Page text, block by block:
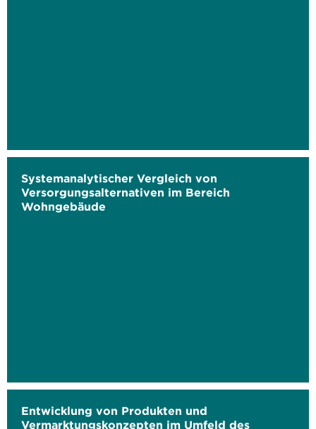
Systemanalytischer Vergleich von
Versorgungsalternativen im Bereich
Wohngebäude
Entwicklung von Produkten und
Vermarktungskonzepten im Umfeld des